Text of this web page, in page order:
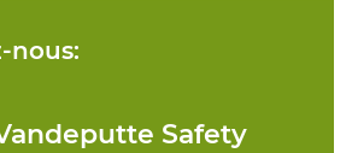
nous:
Safety